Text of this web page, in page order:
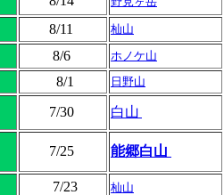
8/11 杣山
8/6 ホノケ山
8/1 日野山
7/30 白山
7/25 能郷白山
7/23 杣山